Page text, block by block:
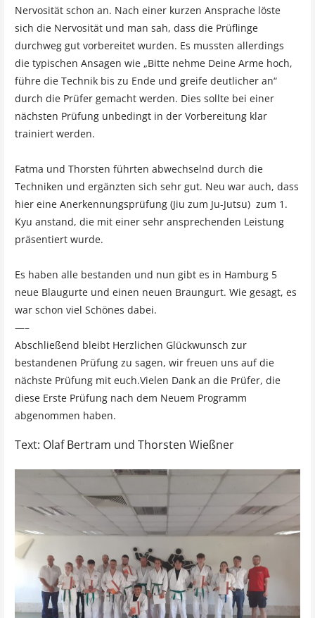
Nervosität schon an. Nach einer kurzen Ansprache löste
sich die Nervosität und man sah, dass die Prüflinge
durchweg gut vorbereitet wurden. Es mussten allerdings
die typischen Ansagen wie „Bitte nehme Deine Arme hoch,
führe die Technik bis zu Ende und greife deutlicher an“
durch die Prüfer gemacht werden. Dies sollte bei einer
nächsten Prüfung unbedingt in der Vorbereitung klar
trainiert werden.
Fatma und Thorsten führten abwechselnd durch die
Techniken und ergänzten sich sehr gut. Neu war auch, dass
hier eine Anerkennungsprüfung (Jiu zum Ju-Jutsu) zum 1.
Kyu anstand, die mit einer sehr ansprechenden Leistung
präsentiert wurde.
Es haben alle bestanden und nun gibt es in Hamburg 5
neue Blaugurte und einen neuen Braungurt. Wie gesagt, es
war schon viel Schönes dabei.
—–
Abschließend bleibt Herzlichen Glückwunsch zur
bestandenen Prüfung zu sagen, wir freuen uns auf die
nächste Prüfung mit euch.Vielen Dank an die Prüfer, die
diese Erste Prüfung nach dem Neuem Programm
abgenommen haben.
Text: Olaf Bertram und Thorsten Wießner